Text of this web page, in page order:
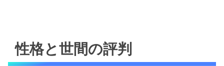
性格と世間の評判